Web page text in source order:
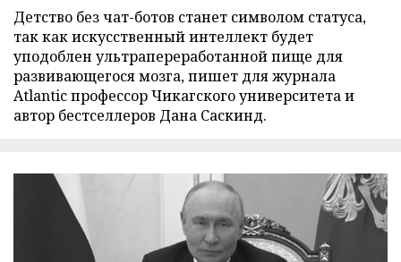
Детство без чат-ботов станет символом статуса,
так как искусственный интеллект будет
уподоблен ультрапереработанной пище для
развивающегося мозга, пишет для журнала
Atlantic профессор Чикагского университета и
автор бестселлеров Дана Саскинд.